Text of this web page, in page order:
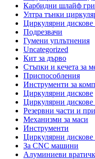
Карбидни шлайф
Ултра тънки
Циркулярни дискове
Подрезвачи
Гумени уплътнения
Uncategorized
Кит за дърво
Стъпки и кечета за
Приспособления
Инструменти за
Циркулярни дискове
Циркулярни
Резервни части и
Механизми за маси
Инструменти
Циркулярни дискове
За CNC машини
Алуминиеви